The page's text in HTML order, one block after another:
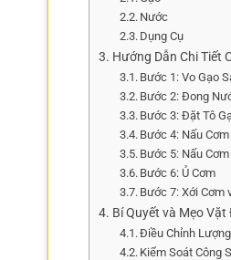
Nước
Dụng Cụ
Hướng Dẫn Chi Tiết
Bước 1: Vo Gạo
Bước 2: Đong
Bước 3: Đặt Tô
Bước 4: Nấu
Bước 5: Nấu
Bước 6: Ủ Cơm
Bước 7: Xới Cơm
Bí Quyết và Mẹo
Điều Chỉnh
Kiểm Soát Công